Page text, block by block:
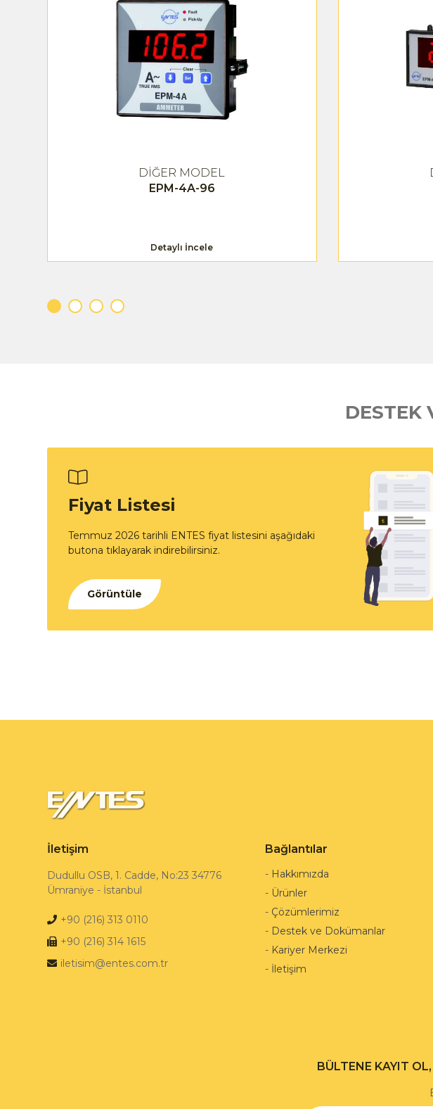
DİĞER MODEL
EPM-4A-96
Detaylı İncele
DESTEK
Fiyat Listesi
Temmuz 2026 tarihli ENTES fiyat listesini aşağıdaki
butona tıklayarak indirebilirsiniz.
Görüntüle
İletişim
Dudullu OSB, 1. Cadde, No:23 34776
Ümraniye - İstanbul
+90 (216) 313 0110
+90 (216) 314 1615
iletisim@entes.com.tr
Bağlantılar
- Hakkımızda
- Ürünler
- Çözümlerimiz
- Destek ve Dokümanlar
- Kariyer Merkezi
- İletişim
BÜLTENE KAYIT OL,